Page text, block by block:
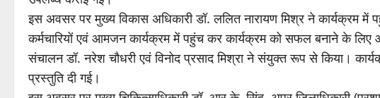
इस अवसर पर मुख्य विकास अधिकारी डॉ. ललित नारायण मिश्र ने कार्यक्रम में
कर्मचारियों एवं आमजन कार्यक्रम में पहुंच कर कार्यक्रम को सफल बनाने के लिए
संचालन डॉ. नरेश चौधरी एवं विनोद प्रसाद मिश्रा ने संयुक्त रूप से किया।
प्रस्तुति दी गई।